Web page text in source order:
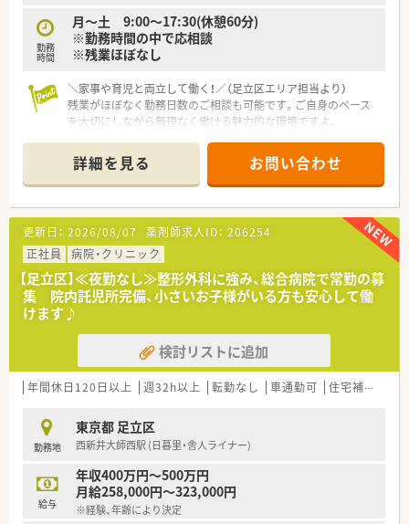
勤務
時間
月～土 9:00～17:30(休憩60分)
※勤務時間の中で応相談
※残業ほぼなし
＼家事や育児と両立して働く！／（足立区エリア担当より）
残業がほぼなく勤務日数のご相談も可能です。ご自身のペース
を大切にしながら無理なく働ける魅力的な環境ですよ。
【店舗情報と応需状況について】
■脊椎や関節外科に特化した先進医療を行う専門病院です。
■高野駅から徒歩2分、内科と整形外科を応需しており整形外科
メインの環境。
■常勤薬剤師が1名在籍。体制強化に向けパート募集が出ていま
す。
【職場環境と雰囲気】
■広々とした新しくきれいな病院で快適に勤務できます。
■スタッフ同士の距離が近く質問しやすい良好な環境です。
■ご家庭や育児との両立がしやすく無理なく継続できます。
【こんな方にオススメ】
■ワークライフバランスを重視してパートで働きたい方におす
■比較的軽量科目で無理なく働きたい方を歓迎いたします。
■日暮里・舎人ライナー沿線にお住まいの方必見です。
詳細を見る お問い合わせ
更新日： 2026/08/07 薬剤師求人ID： 206254
正社員
病院・クリニック
【足立区】≪夜勤なし≫整形外科に強み、総合病院で常勤の募
集 院内託児所完備、小さいお子様がいる方も安心して働
けます♪
検討リストに追加
年間休日120日以上 週32h以上 転勤なし 車通勤可 住宅補助(手当)あり
勤務地
東京都 足立区
西新井大師西駅 (日暮里・舎人ライナー)
給与
年収400万円～500万円
月給258,000円～323,000円
※経験、年齢により決定